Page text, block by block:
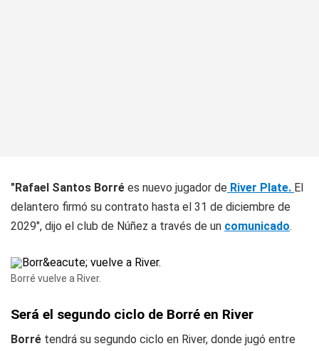
"Rafael Santos Borré es nuevo jugador de River Plate. El
delantero firmó su contrato hasta el 31 de diciembre de
2029", dijo el club de Núñez a través de un comunicado.
Borré vuelve a River.
Será el segundo ciclo de Borré en River
Borré tendrá su segundo ciclo en River, donde jugó entre